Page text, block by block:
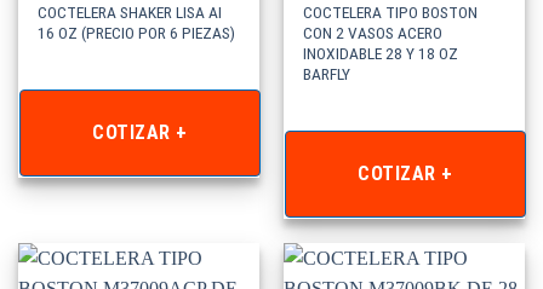
COCTELERA SHAKER LISA AI
16 OZ (PRECIO POR 6 PIEZAS)
COTIZAR +
COCTELERA TIPO BOSTON
CON 2 VASOS ACERO
INOXIDABLE 28 Y 18 OZ
BARFLY
COTIZAR +